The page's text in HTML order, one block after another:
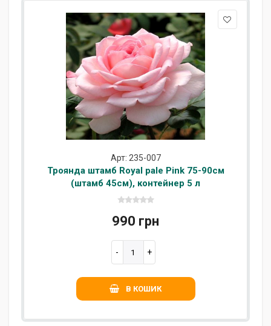
Арт: 235-007
Троянда штамб Royal pale Pink 75-90см
(штамб 45см), контейнер 5 л
990 грн
В КОШИК